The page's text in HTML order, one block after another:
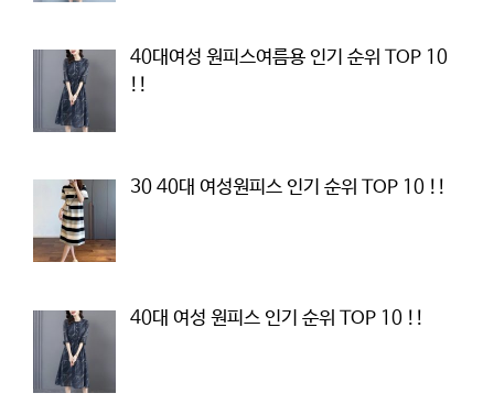
40대여성 원피스여름용 인기 순위 TOP 10
!!
30 40대 여성원피스 인기 순위 TOP 10 !!
40대 여성 원피스 인기 순위 TOP 10 !!